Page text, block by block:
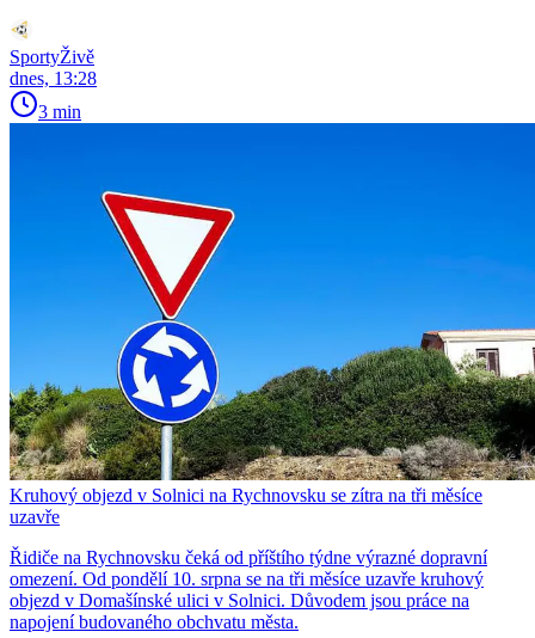
SportyŽivě
dnes, 13:28
3 min
Kruhový objezd v Solnici na Rychnovsku se zítra na tři měsíce
uzavře
Řidiče na Rychnovsku čeká od příštího týdne výrazné dopravní
omezení. Od pondělí 10. srpna se na tři měsíce uzavře kruhový
objezd v Domašínské ulici v Solnici. Důvodem jsou práce na
napojení budovaného obchvatu města.